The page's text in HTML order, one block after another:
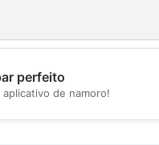
perfeito
de namoro!